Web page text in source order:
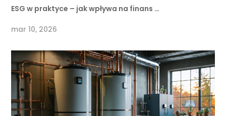
ESG w praktyce – jak wpływa na finans …
mar 10, 2026